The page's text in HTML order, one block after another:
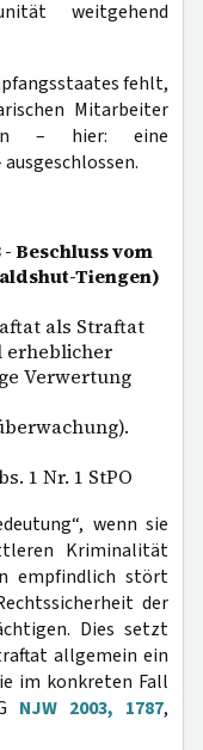
weitgehend
fehlt,
Mitarbeiter
– hier: eine
- Beschluss vom
Tiengen)
als Straftat
erheblicher
Verwertung
1 Nr. 1 StPO
wenn sie
Kriminalität
empfindlich stört
der
Dies setzt
allgemein ein
im konkreten Fall
NJW 2003, 1787,